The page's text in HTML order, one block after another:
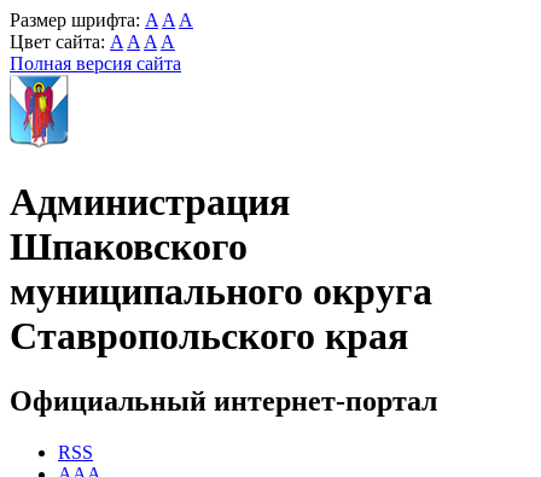
Размер шрифта: A A A
Цвет сайта: A A A A
Полная версия сайта
Администрация
Шпаковского
муниципального округа
Ставропольского края
Официальный интернет-портал
RSS